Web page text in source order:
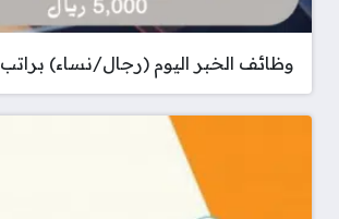
وظائف الخبر اليوم (رجال/نساء) براتب 5,000 ريال